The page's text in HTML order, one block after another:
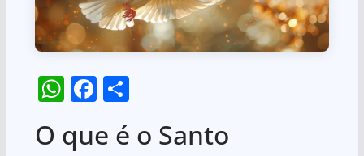
W
at
F
c
S
ar
O que é o Santo